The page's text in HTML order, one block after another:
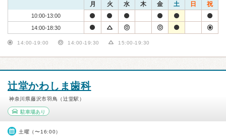
月 火 水 木 金 土 日 祝
10:00-13:00
14:00-18:30
14:00-19:00 14:00-19:30 15:00-19:30
辻堂かわしま歯科
神奈川県藤沢市羽鳥（辻堂駅）
駐車場あり
土曜（〜16:00）